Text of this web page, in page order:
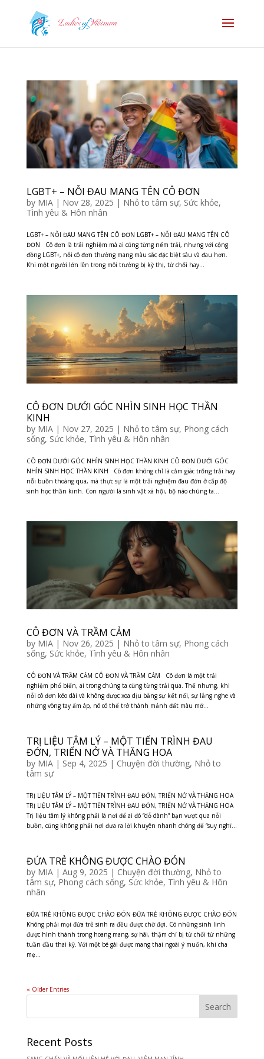
LGBT+ – NỖI ĐAU MANG TÊN CÔ ĐƠN
by MIA| Nov 28, 2025 | Nhỏ to tâm sự, Sức khỏe,
Tình yêu & Hôn nhân
LGBT+ – NỖI ĐAU MANG TÊN CÔ ĐƠN LGBT+ – NỖI ĐAU MANG TÊN CÔ
ĐƠN Cô đơn là trải nghiệm mà ai cũng từng nếm trải, nhưng với cộng
đồng LGBT+, nỗi cô đơn thường mang màu sắc đặc biệt sâu và đau hơn.
Khi một người lớn lên trong môi trường bị kỳ thị, từ chối hay...
CÔ ĐƠN DƯỚI GÓC NHÌN SINH HỌC THẦN
KINH
by MIA| Nov 27, 2025 | Nhỏ to tâm sự, Phong cách
sống, Sức khỏe, Tình yêu & Hôn nhân
CÔ ĐƠN DƯỚI GÓC NHÌN SINH HỌC THẦN KINH CÔ ĐƠN DƯỚI GÓC
NHÌN SINH HỌC THẦN KINH Cô đơn không chỉ là cảm giác trống trải hay
nỗi buồn thoáng qua, mà thực sự là một trải nghiệm đau đớn ở cấp độ
sinh học thần kinh. Con người là sinh vật xã hội, bộ não chúng ta...
CÔ ĐƠN VÀ TRẦM CẢM
by MIA| Nov 26, 2025 | Nhỏ to tâm sự, Phong cách
sống, Sức khỏe, Tình yêu & Hôn nhân
CÔ ĐƠN VÀ TRẦM CẢM CÔ ĐƠN VÀ TRẦM CẢM Cô đơn là một trải
nghiệm phổ biến, ai trong chúng ta cũng từng trải qua. Thế nhưng, khi
nỗi cô đơn kéo dài và không được xoa dịu bằng sự kết nối, sự lắng nghe và
những vòng tay ấm áp, nó có thể trở thành mảnh đất màu mỡ...
TRỊ LIỆU TÂM LÝ – MỘT TIẾN TRÌNH ĐAU
ĐỚN, TRIỂN NỞ VÀ THĂNG HOA
by MIA| Sep 4, 2025 | Chuyện đời thường, Nhỏ to
tâm sự
TRỊ LIỆU TÂM LÝ – MỘT TIẾN TRÌNH ĐAU ĐỚN, TRIỂN NỞ VÀ THĂNG HOA
TRỊ LIỆU TÂM LÝ – MỘT TIẾN TRÌNH ĐAU ĐỚN, TRIỂN NỞ VÀ THĂNG HOA
Trị liệu tâm lý không phải là nơi để ai đó “dỗ dành” bạn vượt qua nỗi
buồn, cũng không phải nơi đưa ra lời khuyên nhanh chóng để “suy nghĩ...
ĐỨA TRẺ KHÔNG ĐƯỢC CHÀO ĐÓN
by MIA| Aug 9, 2025 | Chuyện đời thường, Nhỏ to
tâm sự, Phong cách sống, Sức khỏe, Tình yêu & Hôn
nhân
ĐỨA TRẺ KHÔNG ĐƯỢC CHÀO ĐÓN ĐỨA TRẺ KHÔNG ĐƯỢC CHÀO ĐÓN
Không phải mọi đứa trẻ sinh ra đều được chờ đợi. Có những sinh linh
được hình thành trong hoang mang, sợ hãi, thậm chí bị từ chối từ những
tuần đầu thai kỳ. Với một bé gái được mang thai ngoài ý muốn, khi cha
mẹ...
« Older Entries
Recent Posts